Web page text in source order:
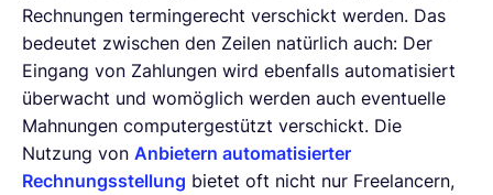
Rechnungen termingerecht verschickt werden. Das
bedeutet zwischen den Zeilen natürlich auch: Der
Eingang von Zahlungen wird ebenfalls automatisiert
überwacht und womöglich werden auch eventuelle
Mahnungen computergestützt verschickt. Die
Nutzung von Anbietern automatisierter
Rechnungsstellung bietet oft nicht nur Freelancern,